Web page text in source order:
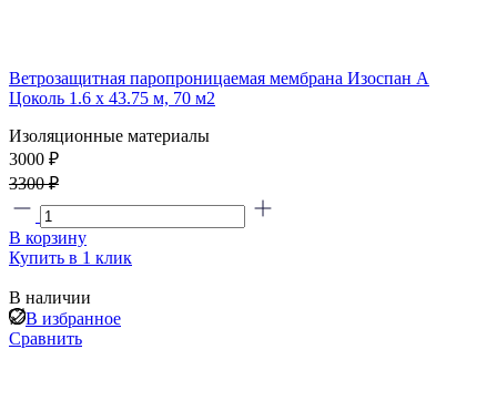
Ветрозащитная паропроницаемая мембрана Изоспан А
Цоколь 1.6 х 43.75 м, 70 м2
Изоляционные материалы
3000 ₽
3300 ₽
В корзину
Купить в 1 клик
В наличии
В избранное
Сравнить